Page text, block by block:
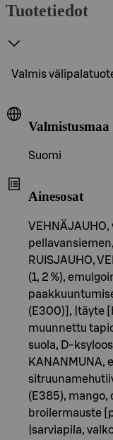
Tuotetiedot
Valmis
Valmistusmaa
Suomi
Ainesosat
RUISJAUHO,
(1, 2 %),
(E300)], |täyte
muunnettu
suola, D-
KANANMUNA,
(E385), mango,
broilermauste
|sarviapila,